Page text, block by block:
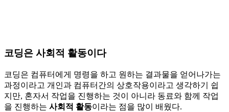
코딩은 사회적 활동이다
코딩은 컴퓨터에게 명령을 하고 원하는 결과물을 얻어나가는
과정이라고 개인과 컴퓨터간의 상호작용이라고 생각하기 쉽
지만, 혼자서 작업을 진행하는 것이 아니라 동료와 함께 작업
을 진행하는 사회적 활동이라는 점을 많이 배웠다.